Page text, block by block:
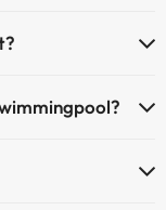
Informationen